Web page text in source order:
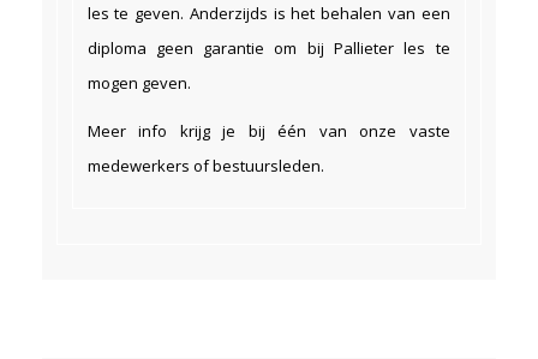
les te geven. Anderzijds is het behalen van een
diploma geen garantie om bij Pallieter les te
mogen geven.
Meer info krijg je bij één van onze vaste
medewerkers of bestuursleden.